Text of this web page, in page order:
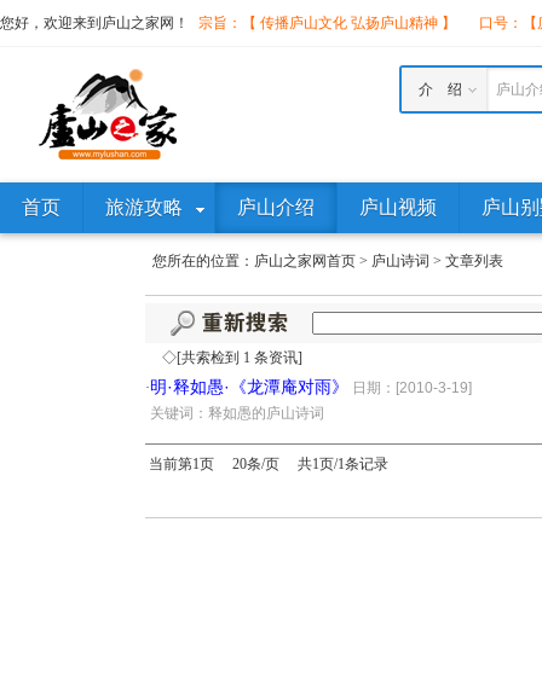
您好，欢迎来到庐山之家网！ 宗旨：【 传播庐山文化 弘扬庐山精神 】 口号：
庐山
介 绍
首页 旅游攻略 庐山介绍 庐山视频 庐山
您所在的位置： 庐山之家网首页 > 庐山诗词 > 文章列表
◇[共索检到 1 条资讯]
·明·释如愚·《龙潭庵对雨》
日期：[2010-3-19]
关键词：释如愚的庐山诗词
当前第1页 20条/页 共1页/1条记录